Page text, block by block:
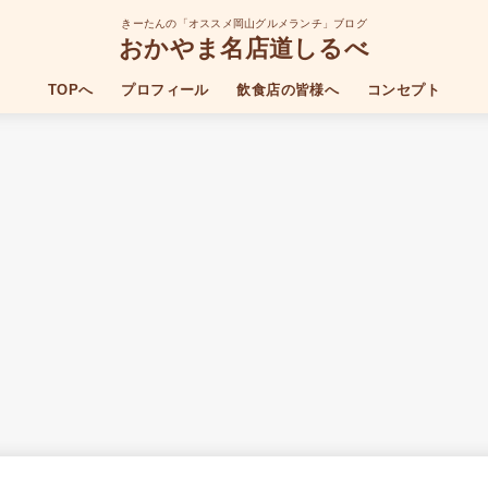
きーたんの「オススメ岡山グルメランチ」ブログ
おかやま名店道しるべ
TOPへ プロフィール 飲食店の皆様へ コンセプト